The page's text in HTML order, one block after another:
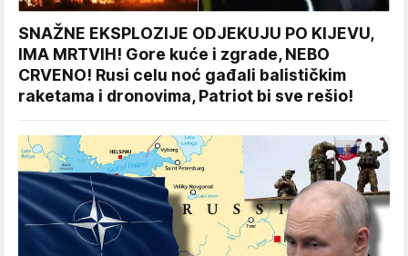
SNAŽNE EKSPLOZIJE ODJEKUJU PO KIJEVU,
IMA MRTVIH! Gore kuće i zgrade, NEBO
CRVENO! Rusi celu noć gađali balističkim
raketama i dronovima, Patriot bi sve rešio!